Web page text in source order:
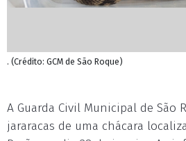
. (Crédito: GCM de São Roque)
A Guarda Civil Municipal de São
jararacas de uma chácara